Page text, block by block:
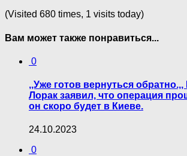
(Visited 680 times, 1 visits today)
Вам может также понравиться...
0
,,Уже готов вернуться
Лорак заявил, что операция
он скоро будет в Киеве.
24.10.2023
0